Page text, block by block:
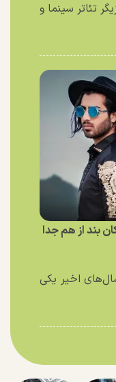
تئاتر سینما و
بند از هم جدا
اخیر یکی